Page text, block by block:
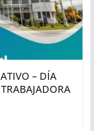
– DÍA